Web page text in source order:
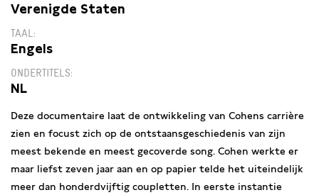
Verenigde Staten
TAAL
Engels
ONDERTITELS
NL
Deze documentaire laat de ontwikkeling van Cohens carrière
zien en focust zich op de ontstaansgeschiedenis van zijn
meest bekende en meest gecoverde song. Cohen werkte er
maar liefst zeven jaar aan en op papier telde het uiteindelijk
meer dan honderdvijftig coupletten. In eerste instantie